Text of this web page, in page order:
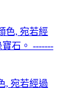
, 宛若經過